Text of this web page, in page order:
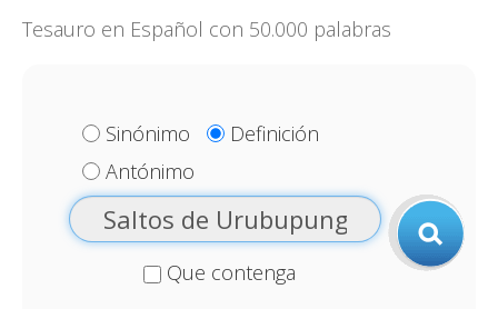
Tesauro en Español con 50.000 palabras
Sinónimo
Definición
Antónimo
Que contenga